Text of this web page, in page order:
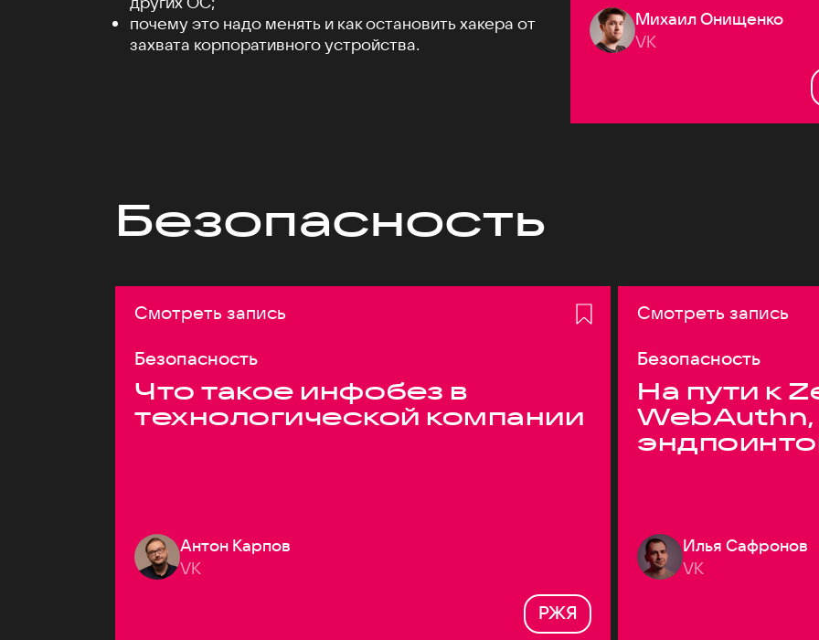
почему это надо менять и как остановить хакера от
захвата корпоративного устройства.
Михаил Онищенко
VK
Безопасность
Смотреть запись
Безопасность
Что такое инфобез в
технологической компании
Антон Карпов
VK
РЖЯ
Смотреть запись
Безопасность
На пути к
Илья Сафронов
VK